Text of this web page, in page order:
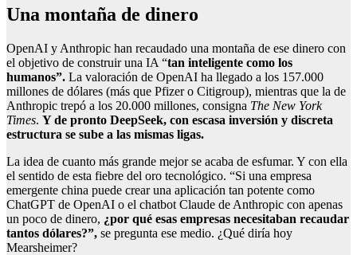
Una montaña de dinero
OpenAI y Anthropic han recaudado una montaña de ese dinero con
el objetivo de construir una IA “tan inteligente como los
humanos”. La valoración de OpenAI ha llegado a los 157.000
millones de dólares (más que Pfizer o Citigroup), mientras que la de
Anthropic trepó a los 20.000 millones, consigna The New York
Times. Y de pronto DeepSeek, con escasa inversión y discreta
estructura se sube a las mismas ligas.
La idea de cuanto más grande mejor se acaba de esfumar. Y con ella
el sentido de esta fiebre del oro tecnológico. “Si una empresa
emergente china puede crear una aplicación tan potente como
ChatGPT de OpenAI o el chatbot Claude de Anthropic con apenas
un poco de dinero, ¿por qué esas empresas necesitaban recaudar
tantos dólares?”, se pregunta ese medio. ¿Qué diría hoy
Mearsheimer?